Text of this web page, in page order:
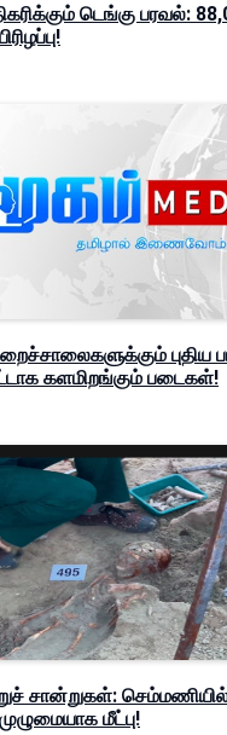
டெங்கு பரவல்:
புதிய
களமிறங்கும் படைகள்!
சான்றுகள்:
மீட்பு!